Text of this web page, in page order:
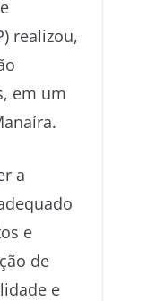
realizou,
em um
a
e
de
e